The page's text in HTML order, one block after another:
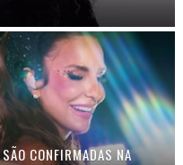
CONFIRMADAS NA